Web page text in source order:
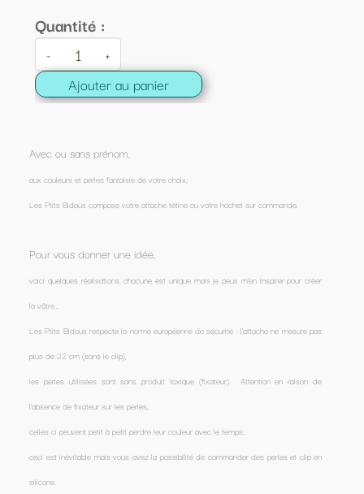
Quantité :
- +
Ajouter au panier
Avec ou sans prénom,
aux couleurs et perles fantaisie de votre choix,
Les Ptits Bidous compose votre attache tétine ou votre hochet sur commande.
Pour vous donner une idée,
voici quelques réalisations, chacune est unique mais je peux m'en inspirer pour créer
la vôtre...
Les Ptits Bidous respecte la norme européenne de sécurité : l'attache ne mesure pas
plus de 22 cm (sans le clip),
les perles utilisées sont sans produit toxique (fixateur). Attention en raison de
l'absence de fixateur sur les perles,
celles ci peuvent petit à petit perdre leur couleur avec le temps,
ceci est inévitable mais vous avez la possibilité de commander des perles et clip en
silicone.